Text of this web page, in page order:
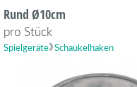
Rund Ø10cm
pro Stück
Spielgeräte Schaukelhaken